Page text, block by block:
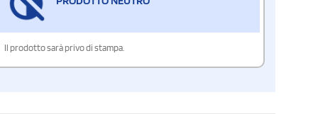
Il prodotto sarà privo di stampa.